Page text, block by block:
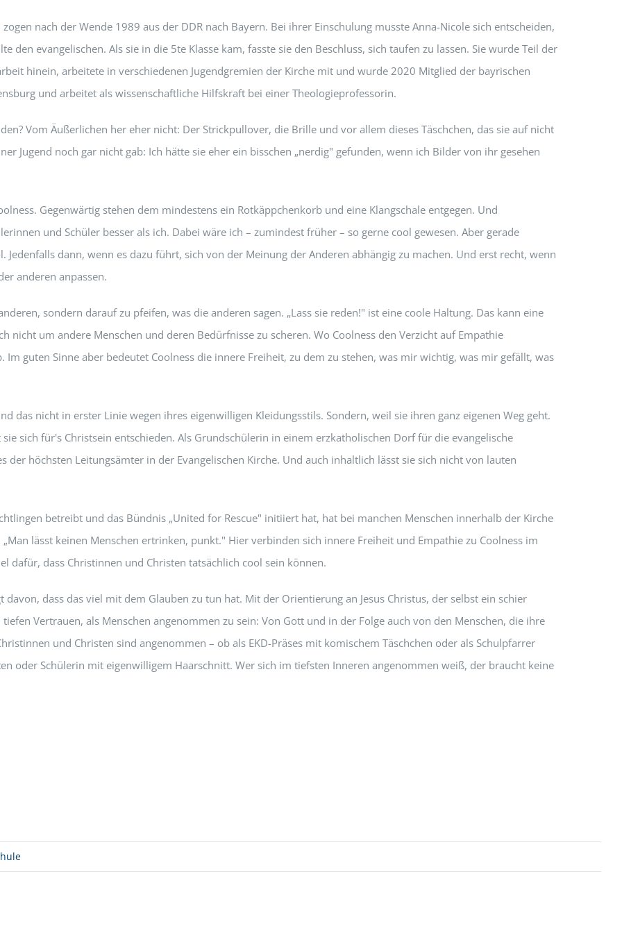
nach der Wende 1989 aus der DDR nach Bayern. Bei ihrer Einschulung musste Anna-Nicole sich entscheiden,
den evangelischen. Als sie in die 5te Klasse kam, fasste sie den Beschluss, sich taufen zu lassen. Sie wurde Teil der
hinein, arbeitete in verschiedenen Jugendgremien der Kirche mit und wurde 2020 Mitglied der bayrischen
und arbeitet als wissenschaftliche Hilfskraft bei einer Theologieprofessorin.
Vom Äußerlichen her eher nicht: Der Strickpullover, die Brille und vor allem dieses Täschchen, das sie auf nicht
Jugend noch gar nicht gab: Ich hätte sie eher ein bisschen „nerdig" gefunden, wenn ich Bilder von ihr gesehen
Gegenwärtig stehen dem mindestens ein Rotkäppchenkorb und eine Klangschale entgegen. Und
und Schüler besser als ich. Dabei wäre ich – zumindest früher – so gerne cool gewesen. Aber gerade
Jedenfalls dann, wenn es dazu führt, sich von der Meinung der Anderen abhängig zu machen. Und erst recht, wenn
anderen anpassen.
sondern darauf zu pfeifen, was die anderen sagen. „Lass sie reden!" ist eine coole Haltung. Das kann eine
nicht um andere Menschen und deren Bedürfnisse zu scheren. Wo Coolness den Verzicht auf Empathie
guten Sinne aber bedeutet Coolness die innere Freiheit, zu dem zu stehen, was mir wichtig, was mir gefällt, was
das nicht in erster Linie wegen ihres eigenwilligen Kleidungsstils. Sondern, weil sie ihren ganz eigenen Weg geht.
sich für's Christsein entschieden. Als Grundschülerin in einem erzkatholischen Dorf für die evangelische
der höchsten Leitungsämter in der Evangelischen Kirche. Und auch inhaltlich lässt sie sich nicht von lauten
betreibt und das Bündnis „United for Rescue" initiiert hat, hat bei manchen Menschen innerhalb der Kirche
lässt keinen Menschen ertrinken, punkt." Hier verbinden sich innere Freiheit und Empathie zu Coolness im
dafür, dass Christinnen und Christen tatsächlich cool sein können.
dass das viel mit dem Glauben zu tun hat. Mit der Orientierung an Jesus Christus, der selbst ein schier
Vertrauen, als Menschen angenommen zu sein: Von Gott und in der Folge auch von den Menschen, die ihre
und Christen sind angenommen – ob als EKD-Präses mit komischem Täschchen oder als Schulpfarrer
oder Schülerin mit eigenwilligem Haarschnitt. Wer sich im tiefsten Inneren angenommen weiß, der braucht keine